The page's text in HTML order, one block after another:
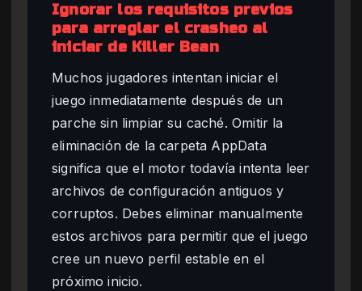
Ignorar los requisitos previos
para arreglar el crasheo al
iniciar de Killer Bean
Muchos jugadores intentan iniciar el
juego inmediatamente después de un
parche sin limpiar su caché. Omitir la
eliminación de la carpeta AppData
significa que el motor todavía intenta leer
archivos de configuración antiguos y
corruptos. Debes eliminar manualmente
estos archivos para permitir que el juego
cree un nuevo perfil estable en el
próximo inicio.